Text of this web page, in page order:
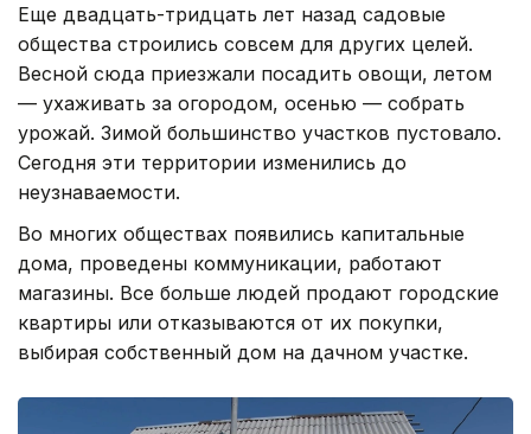
Еще двадцать-тридцать лет назад садовые
общества строились совсем для других целей.
Весной сюда приезжали посадить овощи, летом
— ухаживать за огородом, осенью — собрать
урожай. Зимой большинство участков пустовало.
Сегодня эти территории изменились до
неузнаваемости.
Во многих обществах появились капитальные
дома, проведены коммуникации, работают
магазины. Все больше людей продают городские
квартиры или отказываются от их покупки,
выбирая собственный дом на дачном участке.